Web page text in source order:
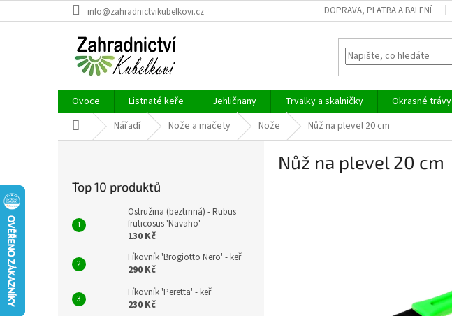
na
info@zahradnictvikubelkovi.cz DOPRAVA, PLATBA A BALENÍ
Ovoce Listnaté keře Jehličnany Trvalky a skalničky Okrasné trávy
Domů Nářadí Nože a mačety Nože Nůž na plevel 20 cm
Top 10 produktů
Ostružina (beztrnná) - Rubus
fruticosus 'Navaho'
130 Kč
Fíkovník 'Brogiotto Nero' - keř
290 Kč
Fíkovník 'Peretta' - keř
230 Kč
Nůž na plevel 20 cm